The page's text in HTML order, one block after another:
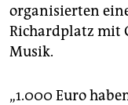
organisierten
Richardplatz mit
Musik.
„1.000 Euro